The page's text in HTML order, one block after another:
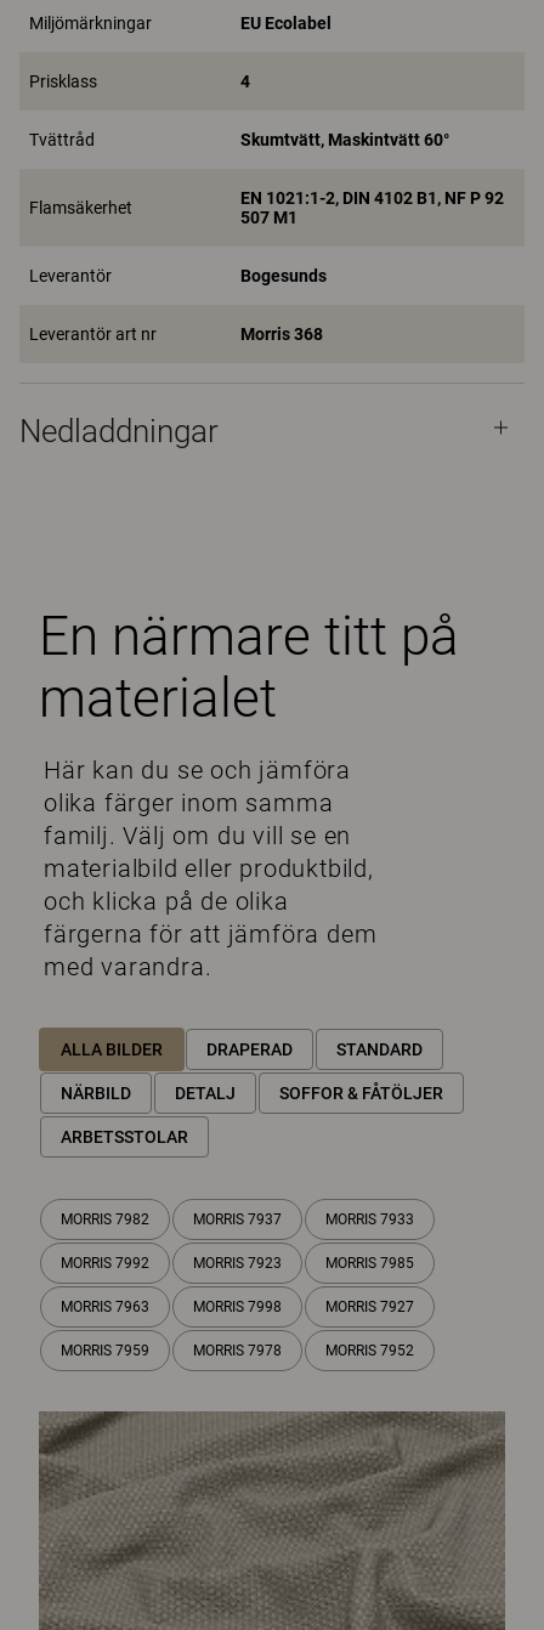
Miljömärkningar EU Ecolabel
Prisklass 4
Tvättråd Skumtvätt, Maskintvätt 60°
Flamsäkerhet
EN 1021:1-2, DIN 4102 B1, NF P 92
507 M1
Leverantör Bogesunds
Leverantör art nr Morris 368
Nedladdningar
En närmare titt på
materialet
Här kan du se och jämföra
olika färger inom samma
familj. Välj om du vill se en
materialbild eller produktbild,
och klicka på de olika
färgerna för att jämföra dem
med varandra.
ALLA BILDER DRAPERAD STANDARD
NÄRBILD DETALJ SOFFOR & FÅTÖLJER
ARBETSSTOLAR
MORRIS 7982 MORRIS 7937 MORRIS 7933
MORRIS 7992 MORRIS 7923 MORRIS 7985
MORRIS 7963 MORRIS 7998 MORRIS 7927
MORRIS 7959 MORRIS 7978 MORRIS 7952